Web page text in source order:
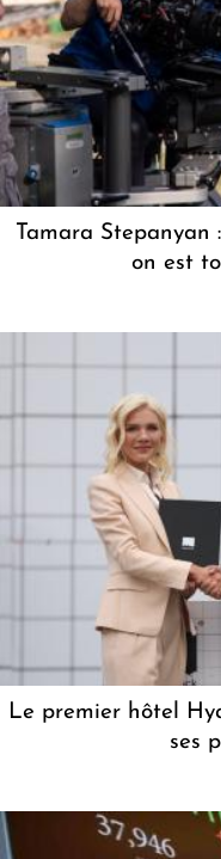
Tamara
on est
Le premier hôtel
ses